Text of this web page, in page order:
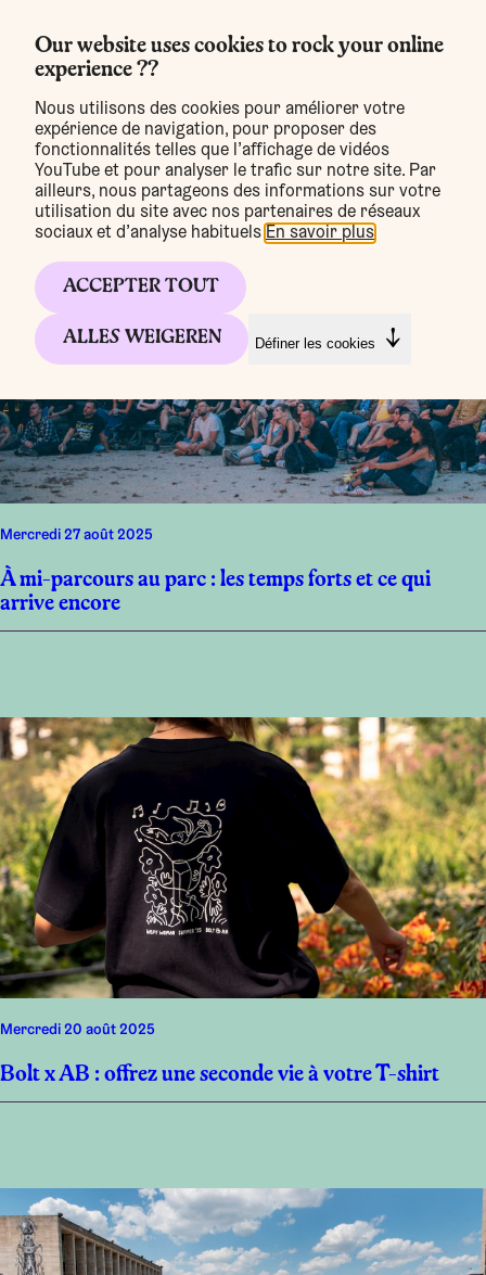
Our website uses cookies to rock your online
experience ??
Nous utilisons des cookies pour améliorer votre
expérience de navigation, pour proposer des
fonctionnalités telles que l’affichage de vidéos
YouTube et pour analyser le trafic sur notre site. Par
ailleurs, nous partageons des informations sur votre
utilisation du site avec nos partenaires de réseaux
sociaux et d’analyse habituels. En savoir plus
ACCEPTER TOUT
ALLES WEIGEREN Définer les cookies
Nieuws
mercredi 27 août 2025
À mi-parcours au parc : les temps forts et ce qui
arrive encore
mercredi 20 août 2025
Bolt x AB : offrez une seconde vie à votre T-shirt